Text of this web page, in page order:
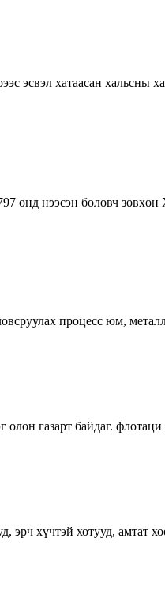
эсвэл хатаасан
онд нээсэн боловч
процесс юм,
олон газарт байдаг.
эрч хүчтэй хотууд,